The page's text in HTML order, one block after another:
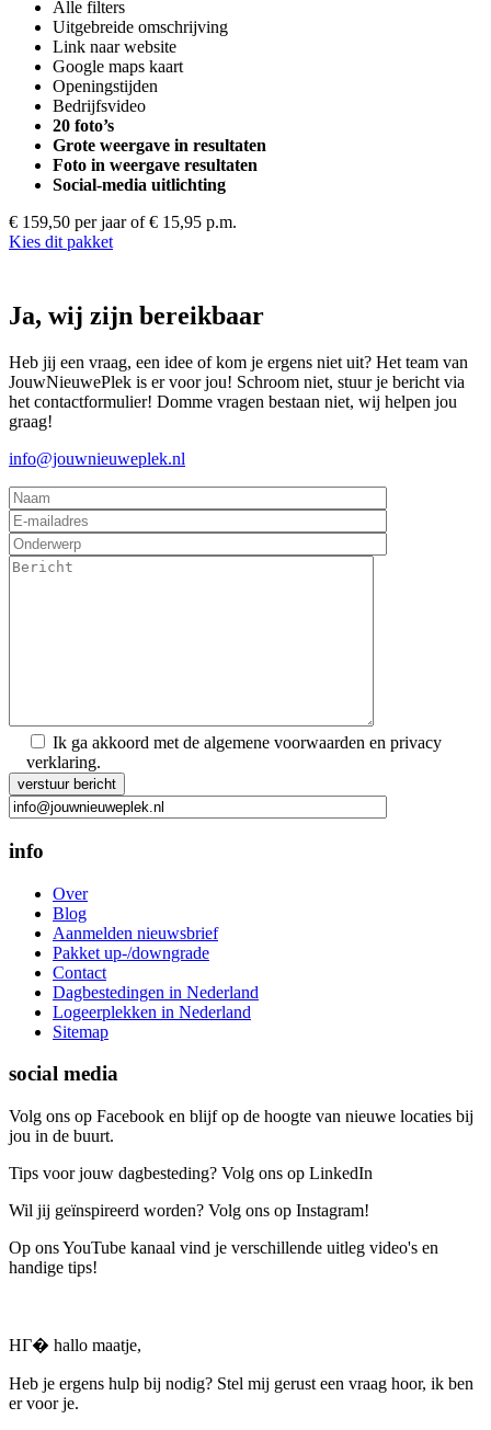
Alle filters
Uitgebreide omschrijving
Link naar website
Google maps kaart
Openingstijden
Bedrijfsvideo
20 foto’s
Grote weergave in resultaten
Foto in weergave resultaten
Social-media uitlichting
€ 159,50 per jaar of € 15,95 p.m.
Kies dit pakket
Ja, wij zijn bereikbaar
Heb jij een vraag, een idee of kom je ergens niet uit? Het team van
JouwNieuwePlek is er voor jou! Schroom niet, stuur je bericht via
het contactformulier! Domme vragen bestaan niet, wij helpen jou
graag!
info@jouwnieuweplek.nl
Ik ga akkoord met de algemene voorwaarden en privacy
verklaring.
Gelieve dit veld leeg te laten.
info
Over
Blog
Aanmelden nieuwsbrief
Pakket up-/downgrade
Contact
Dagbestedingen in Nederland
Logeerplekken in Nederland
Sitemap
social media
Volg ons op Facebook en blijf op de hoogte van nieuwe locaties bij
jou in de buurt.
Tips voor jouw dagbesteding? Volg ons op LinkedIn
Wil jij geïnspireerd worden? Volg ons op Instagram!
Op ons YouTube kanaal vind je verschillende uitleg video's en
handige tips!
HГ� hallo maatje,
Heb je ergens hulp bij nodig? Stel mij gerust een vraag hoor, ik ben
er voor je.